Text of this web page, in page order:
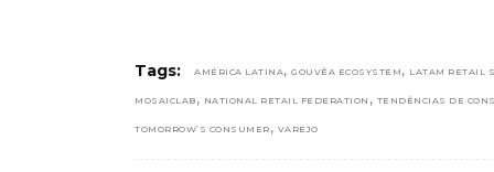
Tags: AMÉRICA LATINA , GOUVÊA ECOSYSTEM , LATAM RETAIL
MOSAICLAB , NATIONAL RETAIL FEDERATION , TENDÊNCIAS DE
TOMORROW’S CONSUMER , VAREJO